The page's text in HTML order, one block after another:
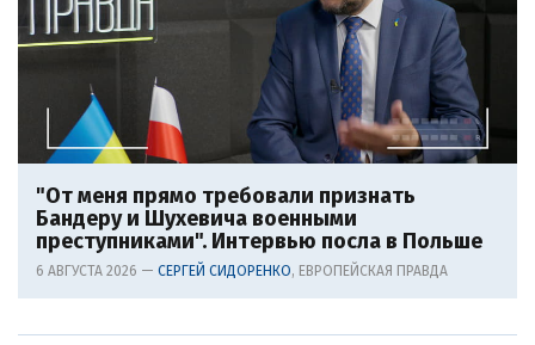
"От меня прямо требовали признать
Бандеру и Шухевича военными
преступниками". Интервью посла в Польше
6 АВГУСТА 2026 — СЕРГЕЙ СИДОРЕНКО, ЕВРОПЕЙСКАЯ ПРАВДА